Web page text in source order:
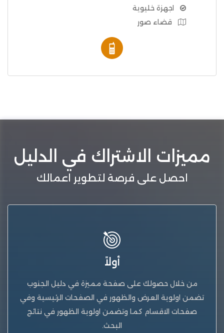
اجهزة خليوية
قضاء صور
مميزات الاشتراك في الدليل
احصل على فرصة لتطوير اعمالك
أولاً
من خلال حصولك على صفحة مميزة في دليل الجنوب
تضمن اولوية العرض والظهور في الصفحات الرئيسية وفي
صفحات الاقسام كما وتضمن اولوية الظهور في نتائج
البحث.